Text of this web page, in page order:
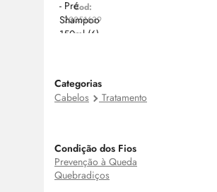
Cod:
20051639
Categorias
Cabelos
Tratamento
Condição dos Fios
Prevenção à Queda
Quebradiços